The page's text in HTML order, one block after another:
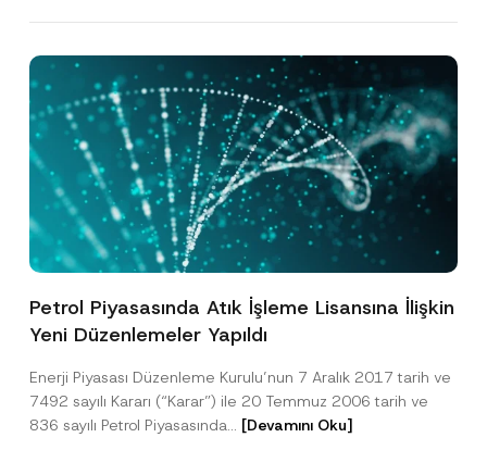
Petrol Piyasasında Atık İşleme Lisansına İlişkin
Yeni Düzenlemeler Yapıldı
Enerji Piyasası Düzenleme Kurulu’nun 7 Aralık 2017 tarih ve
7492 sayılı Kararı (“Karar”) ile 20 Temmuz 2006 tarih ve
836 sayılı Petrol Piyasasında... [Devamını Oku]